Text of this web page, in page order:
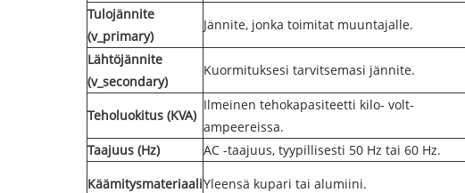
Tulojännite
(v_primary)
Jännite, jonka toimitat muuntajalle.
Lähtöjännite
(v_secondary)
Kuormituksesi tarvitsemasi jännite.
Teholuokitus (KVA)
Ilmeinen tehokapasiteetti kilo- volt-
ampeereissa.
Taajuus (Hz)
AC -taajuus, tyypillisesti 50 Hz tai 60 Hz.
KäämitysmateriaaliYleensä kupari tai alumiini.